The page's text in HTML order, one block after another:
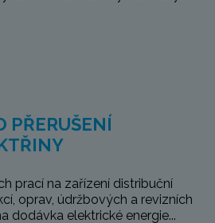
PŘERUŠENÍ
prací na zařízení distribuční
oprav, údržbových a revizních
dodávka elektrické energie...